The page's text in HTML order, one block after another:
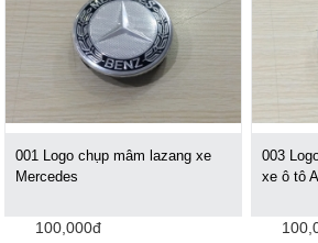
001 Logo chụp mâm lazang xe
Mercedes
100,000đ
003
xe ô tô